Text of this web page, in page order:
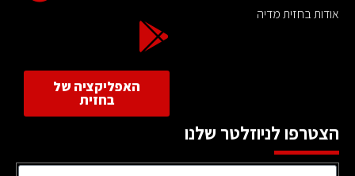
אודות בחזית מדיה
האפליקציה של
בחזית
הצטרפו לניוזלטר שלנו